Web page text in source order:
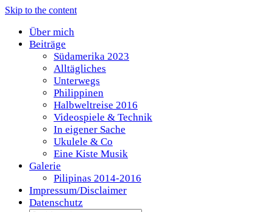
Skip to the content
Über mich
Beiträge
Südamerika 2023
Alltägliches
Unterwegs
Philippinen
Halbweltreise 2016
Videospiele & Technik
In eigener Sache
Ukulele & Co
Eine Kiste Musik
Galerie
Pilipinas 2014-2016
Impressum/Disclaimer
Datenschutz